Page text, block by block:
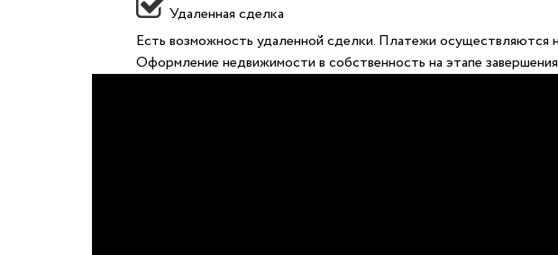
Удаленная сделка
Есть возможность удаленной сделки. Платежи
Оформление недвижимости в собственность на этапе